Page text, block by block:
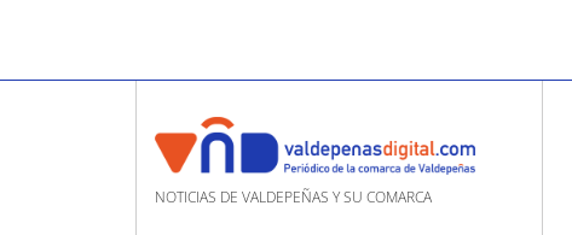
NOTICIAS DE VALDEPEÑAS Y SU COMARCA